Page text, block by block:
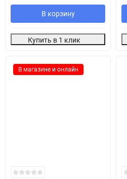
В корзину
Купить в 1 клик
В магазине и онлайн